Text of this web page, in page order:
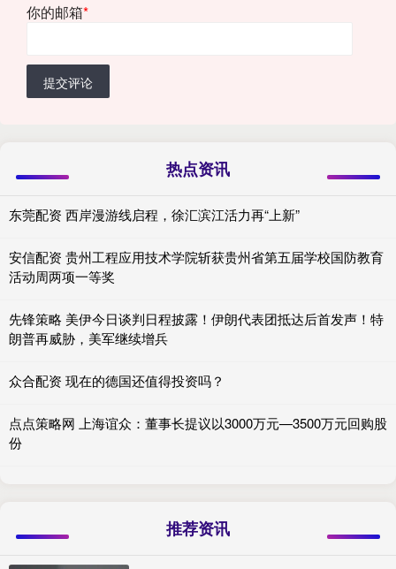
你的邮箱*
提交评论
热点资讯
东莞配资 西岸漫游线启程，徐汇滨江活力再“上新”
安信配资 贵州工程应用技术学院斩获贵州省第五届学校国防教育
活动周两项一等奖
先锋策略 美伊今日谈判日程披露！伊朗代表团抵达后首发声！特
朗普再威胁，美军继续增兵
众合配资 现在的德国还值得投资吗？
点点策略网 上海谊众：董事长提议以3000万元—3500万元回购股
份
推荐资讯